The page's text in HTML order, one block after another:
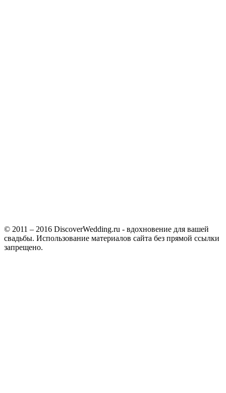
© 2011 – 2016 DiscoverWedding.ru - вдохновение для вашей
свадьбы. Использование материалов сайта без прямой ссылки
запрещено.